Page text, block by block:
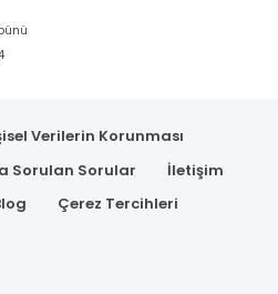
Verilerin Korunması
Sorulan Sorular
İletişim
Çerez Tercihleri